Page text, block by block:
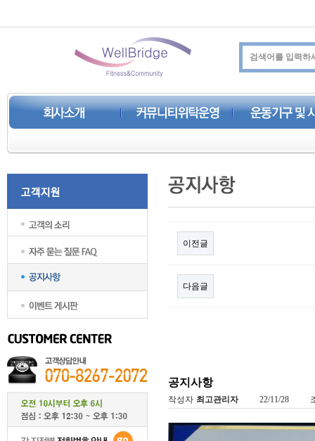
이전글
다음글
공지사항
작성자 최고관리자 22/11/28